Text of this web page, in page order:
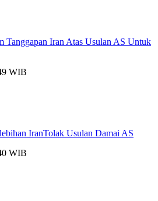
Tanggapan Iran Atas Usulan AS Untuk
WIB
IranTolak Usulan Damai AS
WIB